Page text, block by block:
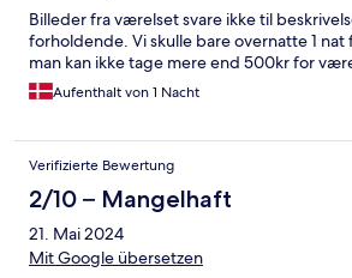
Billeder fra værelset svare ikke til
forholdende. Vi skulle bare overnatte 1
man kan ikke tage mere end 500kr for
Aufenthalt von 1 Nacht
Verifizierte Bewertung
2/10 – Mangelhaft
21. Mai 2024
Mit Google übersetzen